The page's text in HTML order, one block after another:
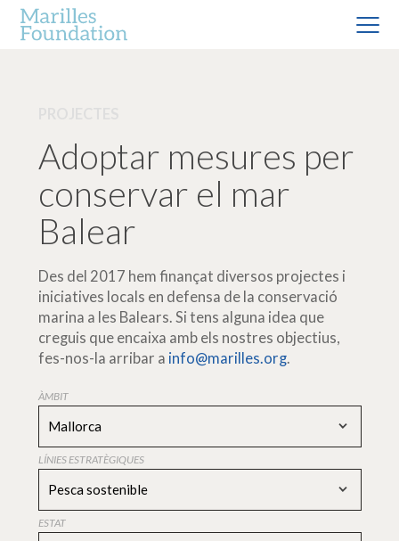
Adoptar mesures per
conservar el mar
Balear
Des del 2017 hem finançat diversos projectes i
iniciatives locals en defensa de la conservació
marina a les Balears. Si tens alguna idea que
creguis que encaixa amb els nostres objectius,
fes-nos-la arribar a info@marilles.org.
ÀMBIT
Mallorca
LÍNIES ESTRATÈGIQUES
Pesca sostenible
ESTAT